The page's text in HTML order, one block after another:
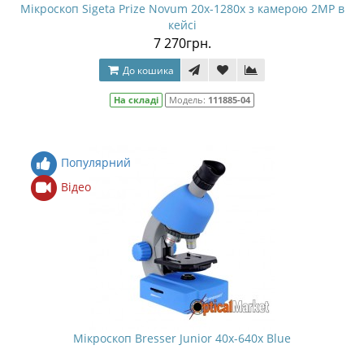
Мікроскоп Sigeta Prize Novum 20x-1280x з камерою 2MP в
кейсі
7 270грн.
До кошика
На складі Модель: 111885-04
Популярний
Відео
Мікроскоп Bresser Junior 40x-640x Blue